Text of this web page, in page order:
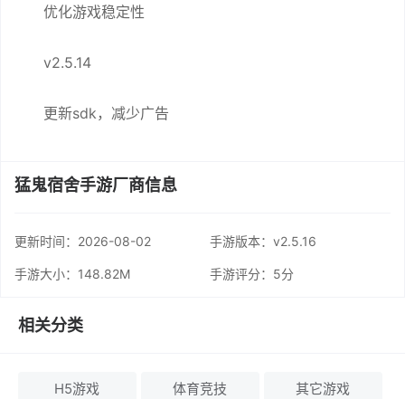
优化游戏稳定性
v2.5.14
更新sdk，减少广告
猛鬼宿舍手游厂商信息
更新时间： 2026-08-02 手游版本：v2.5.16
手游大小：148.82M 手游评分： 5分
相关分类
H5游戏 体育竞技 其它游戏